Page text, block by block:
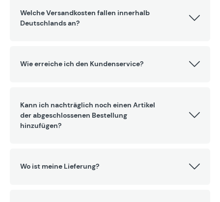
Welche Versandkosten fallen innerhalb
Deutschlands an?
Wie erreiche ich den Kundenservice?
Kann ich nachträglich noch einen Artikel
der abgeschlossenen Bestellung
hinzufügen?
Wo ist meine Lieferung?